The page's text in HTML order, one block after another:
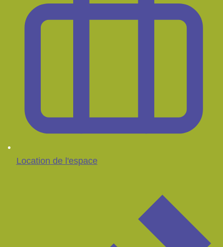
Location de l'espace